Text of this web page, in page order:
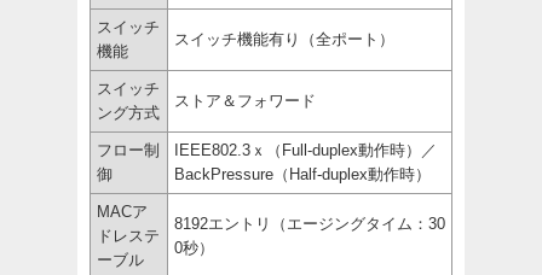
スイッチ
機能
スイッチ機能有り（全ポート）
スイッチ
ング方式
ストア＆フォワード
フロー制
御
IEEE802.3ｘ（Full-duplex動作時）／
BackPressure（Half-duplex動作時）
MACア
ドレステ
ーブル
8192エントリ（エージングタイム：30
0秒）